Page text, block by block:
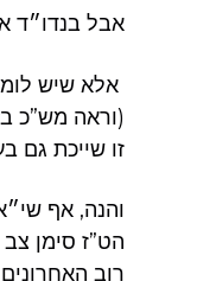
אבל בנדו״ד
אלא שיש
(וראה מש”כ
זו שייכת גם
והנה, אף
הט”ז סימן
רוב